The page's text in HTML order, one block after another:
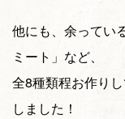
他にも、余ってい
ミート」など、
全8種類程お作り
しました！